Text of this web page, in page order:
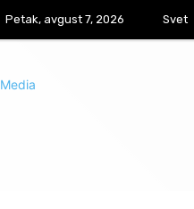
Petak, avgust 7, 2026 Svet